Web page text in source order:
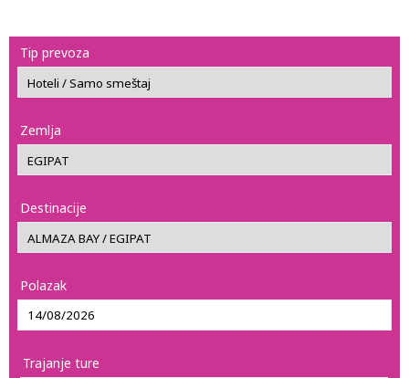
Tip prevoza
Zemlja
Destinacije
Polazak
Trajanje ture